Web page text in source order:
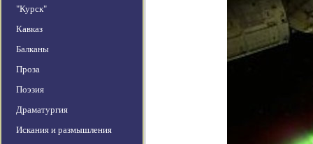
"Курск"
Кавказ
Балканы
Проза
Поэзия
Драматургия
Искания и размышления